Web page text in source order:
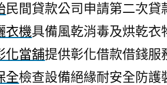
民間貸款公司申請第二次貸
衣機具備風乾消毒及烘乾衣
化當舖提供彰化借款借錢服
全檢查設備絕緣耐安全防護